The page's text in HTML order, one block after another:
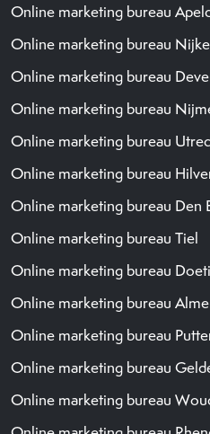
Online marketing bureau
Online marketing bureau
Online marketing bureau
Online marketing bureau
Online marketing bureau
Online marketing bureau
Online marketing bureau Den
Online marketing bureau Tiel
Online marketing bureau
Online marketing bureau
Online marketing bureau
Online marketing bureau
Online marketing bureau